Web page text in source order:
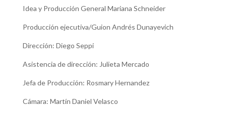
Idea y Producción General Mariana Schneider
Producción ejecutiva/Guion Andrés Dunayevich
Dirección: Diego Seppi
Asistencia de dirección: Julieta Mercado
Jefa de Producción: Rosmary Hernandez
Cámara: Martín Daniel Velasco